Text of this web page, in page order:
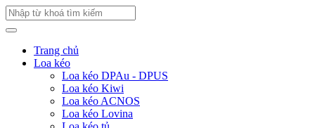
Trang chủ
Loa kéo
Loa kéo DPAu - DPUS
Loa kéo Kiwi
Loa kéo ACNOS
Loa kéo Lovina